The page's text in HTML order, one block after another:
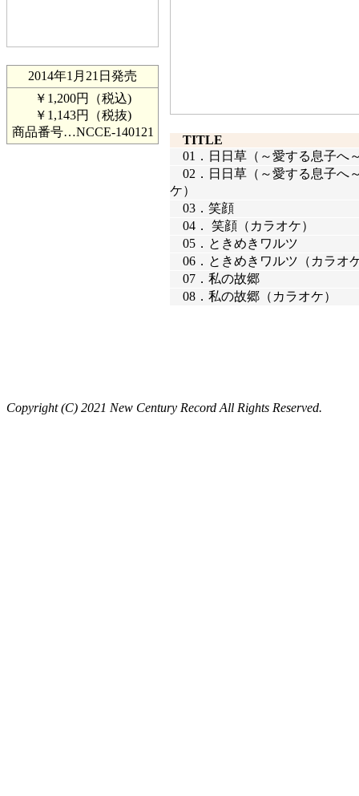
2014年1月21日発売
￥1,200円（税込)
￥1,143円（税抜)
商品番号…NCCE-140121
TITLE
01． 日日草（～愛する息子へ
02． 日日草（～愛する息子へ
ケ）
03． 笑顔
04．
笑顔（カラオケ）
05． ときめきワルツ
06． ときめきワルツ（カラオ
07． 私の故郷
08． 私の故郷（カラオケ）
Copyright (C) 2021 New Century Record All Rights Reserved.